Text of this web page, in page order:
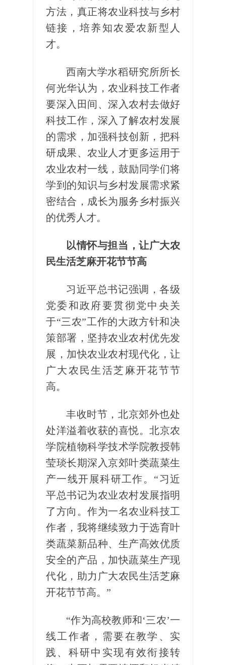
方法，真正将农业科技与乡村
链接，培养知农爱农新型人
才。
西南大学水稻研究所所长
何光华认为，农业科技工作者
要深入田间、深入农村去做好
科技工作，深入了解农村发展
的需求，加强科技创新，把科
研成果、农业人才更多运用于
农业农村一线，鼓励同学们将
学到的知识与乡村发展需求紧
密结合，成长为服务乡村振兴
的优秀人才。
以情怀与担当，让广大农
民生活芝麻开花节节高
习近平总书记强调，各级
党委和政府要贯彻党中央关
于“三农”工作的大政方针和决
策部署，坚持农业农村优先发
展，加快农业农村现代化，让
广大农民生活芝麻开花节节
高。
丰收时节，北京郊外也处
处洋溢着收获的喜悦。北京农
学院植物科学技术学院教授韩
莹琰长期深入京郊叶类蔬菜生
产一线开展科研工作。“习近
平总书记为农业农村发展指明
了方向。作为一名农业科技工
作者，我将继续致力于选育叶
类蔬菜新品种、生产高效优质
安全的产品，加快蔬菜生产现
代化，助力广大农民生活芝麻
开花节节高。”
“作为高校教师和‘三农’一
线工作者，需要在教学、实
践、科研中实现有效衔接转